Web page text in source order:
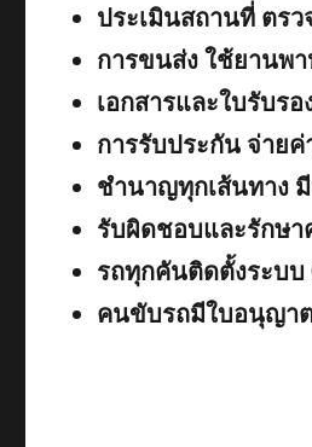
ประเมินสถานที่ ตร
การขนส่ง ใช้ยานพ
เอกสารและใบรับร
การรับประกัน จ่าย
ชำนาญทุกเส้นทาง
รับผิดชอบและรักษ
รถทุกคันติดตั้งระบ
คนขับรถมีใบอนุญา